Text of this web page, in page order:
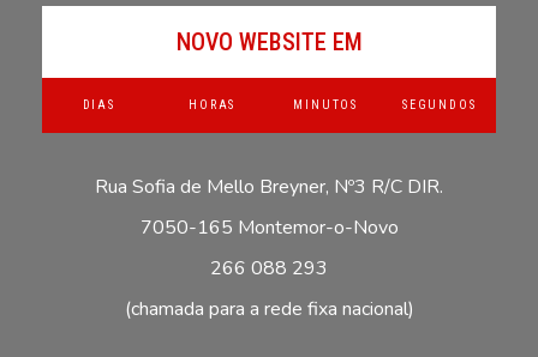
NOVO WEBSITE EM
DIAS HORAS MINUTOS SEGUNDOS
Rua Sofia de Mello Breyner, Nº3 R/C DIR.
7050-165 Montemor-o-Novo
266 088 293
(chamada para a rede fixa nacional)